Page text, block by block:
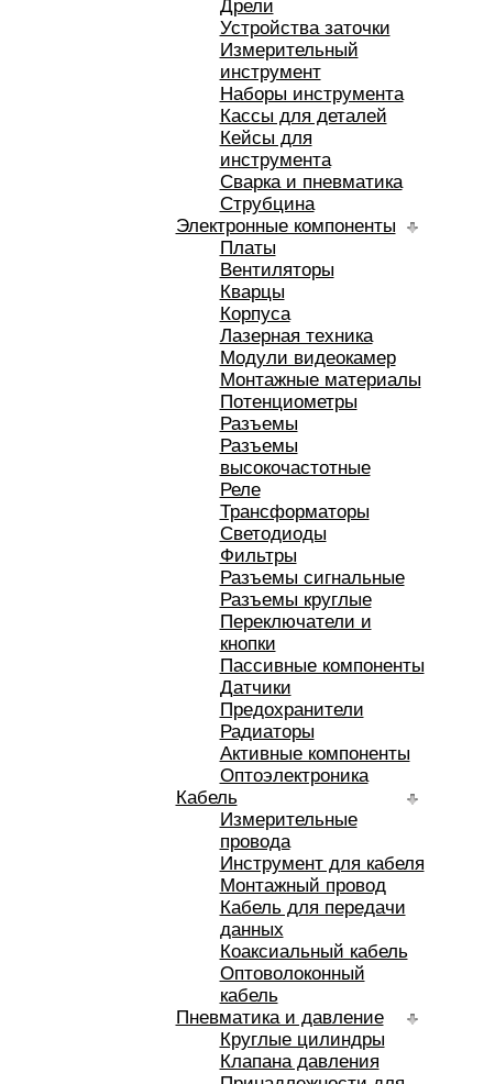
Дрели
Устройства заточки
Измерительный
инструмент
Наборы инструмента
Кассы для деталей
Кейсы для
инструмента
Сварка и пневматика
Струбцина
Электронные компоненты
Платы
Вентиляторы
Кварцы
Корпуса
Лазерная техника
Модули видеокамер
Монтажные материалы
Потенциометры
Разъемы
Разъемы
высокочастотные
Реле
Трансформаторы
Светодиоды
Фильтры
Разъемы сигнальные
Разъемы круглые
Переключатели и
кнопки
Пассивные компоненты
Датчики
Предохранители
Радиаторы
Активные компоненты
Оптоэлектроника
Кабель
Измерительные
провода
Инструмент для кабеля
Монтажный провод
Кабель для передачи
данных
Коаксиальный кабель
Оптоволоконный
кабель
Пневматика и давление
Круглые цилиндры
Клапана давления